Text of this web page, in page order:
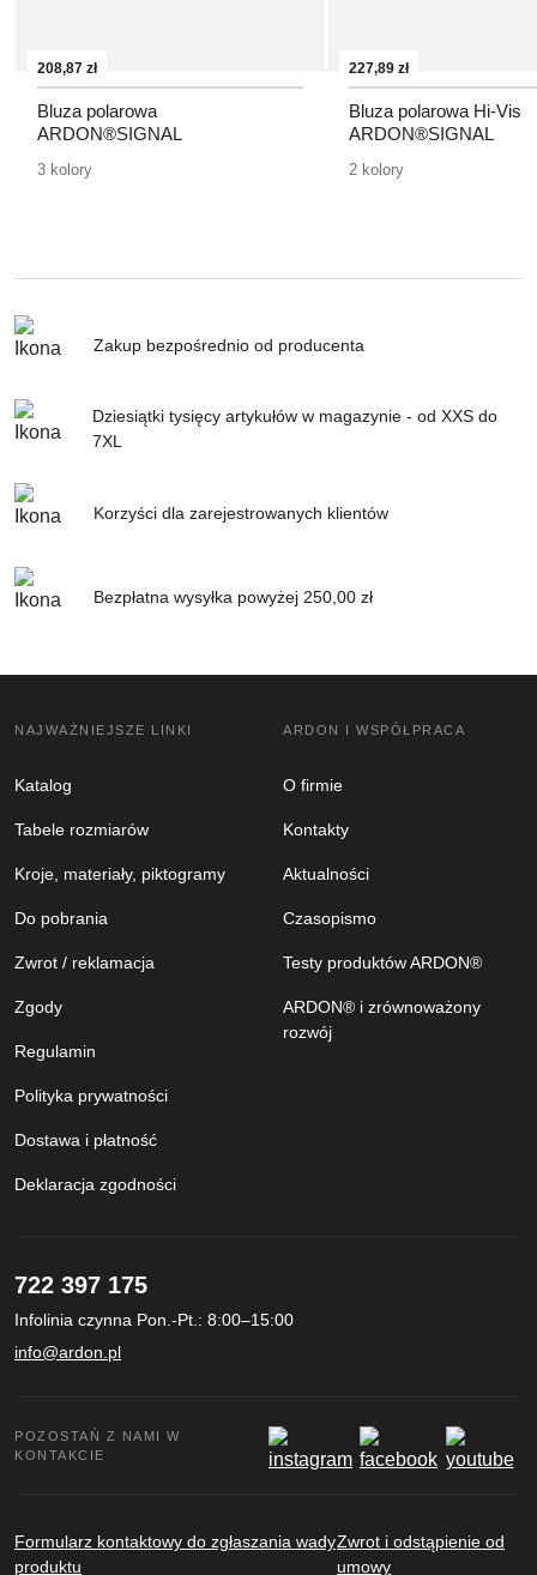
208,87 zł
Bluza polarowa
ARDON®SIGNAL
3 kolory
227,89 zł
Bluza polarowa Hi-Vis
ARDON®SIGNAL
2 kolory
Zakup bezpośrednio od producenta
Dziesiątki tysięcy artykułów w magazynie - od XXS do
7XL
Korzyści dla zarejestrowanych klientów
Bezpłatna wysyłka powyżej 250,00 zł
NAJWAŻNIEJSZE LINKI
Katalog
Tabele rozmiarów
Kroje, materiały, piktogramy
Do pobrania
Zwrot / reklamacja
Zgody
Regulamin
Polityka prywatności
Dostawa i płatność
Deklaracja zgodności
ARDON I WSPÓŁPRACA
O firmie
Kontakty
Aktualności
Czasopismo
Testy produktów ARDON®
ARDON® i zrównoważony
rozwój
722 397 175
Infolinia czynna Pon.-Pt.: 8:00–15:00
info@ardon.pl
POZOSTAŃ Z NAMI W
KONTAKCIE
Formularz kontaktowy do zgłaszania wady
produktu
Zwrot i odstąpienie od
umowy